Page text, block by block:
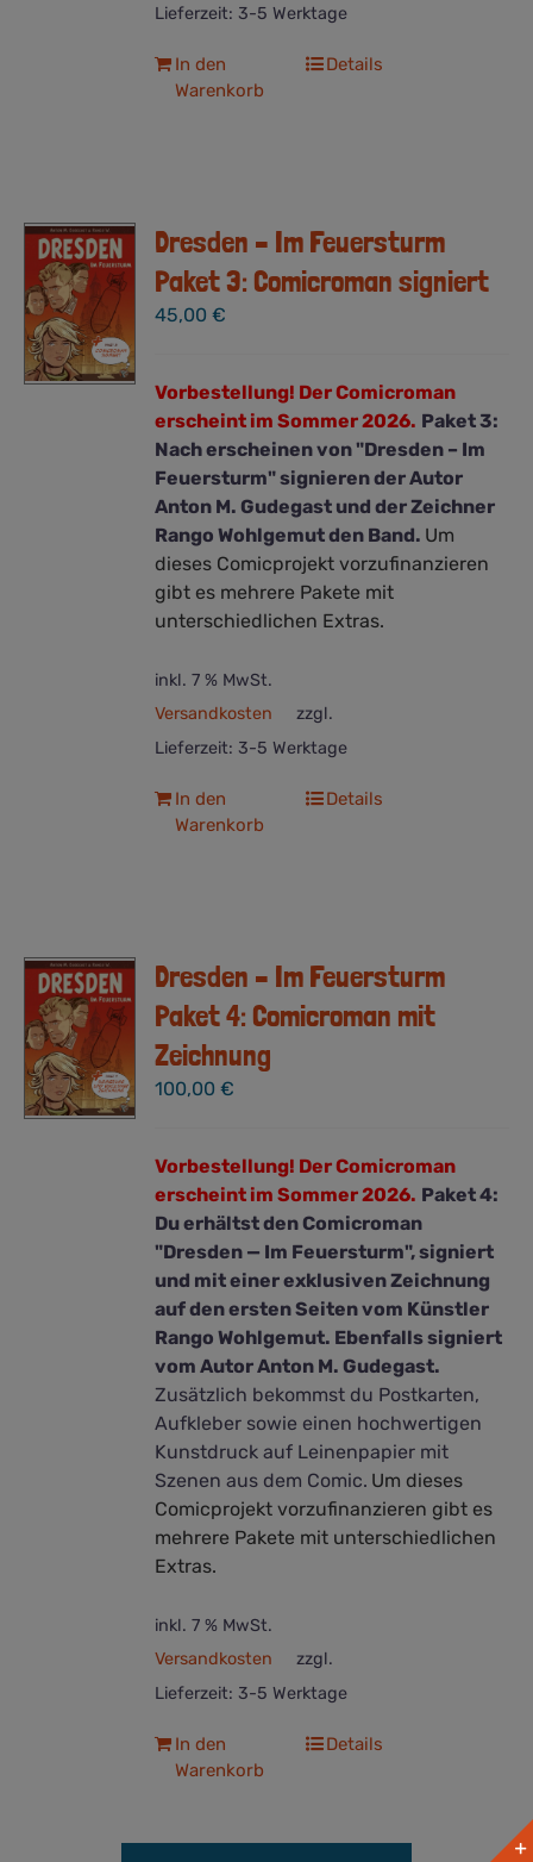
Lieferzeit: 3-5 Werktage
In den
Warenkorb
Details
Dresden – Im Feuersturm
Paket 3: Comicroman signiert
45,00€
Vorbestellung! Der Comicroman
erscheint im Sommer 2026. Paket 3:
Nach erscheinen von "Dresden – Im
Feuersturm" signieren der Autor
Anton M. Gudegast und der Zeichner
Rango Wohlgemut den Band. Um
dieses Comicprojekt vorzufinanzieren
gibt es mehrere Pakete mit
unterschiedlichen Extras.
inkl. 7 % MwSt.
zzgl.
Versandkosten
Lieferzeit: 3-5 Werktage
In den
Warenkorb
Details
Dresden – Im Feuersturm
Paket 4: Comicroman mit
Zeichnung
100,00€
Vorbestellung! Der Comicroman
erscheint im Sommer 2026. Paket 4:
Du erhältst den Comicroman
"Dresden — Im Feuersturm", signiert
und mit einer exklusiven Zeichnung
auf den ersten Seiten vom Künstler
Rango Wohlgemut. Ebenfalls signiert
vom Autor Anton M. Gudegast.
Zusätzlich bekommst du Postkarten,
Aufkleber sowie einen hochwertigen
Kunstdruck auf Leinenpapier mit
Szenen aus dem Comic. Um dieses
Comicprojekt vorzufinanzieren gibt es
mehrere Pakete mit unterschiedlichen
Extras.
inkl. 7 % MwSt.
zzgl.
Versandkosten
Lieferzeit: 3-5 Werktage
In den
Warenkorb
Details